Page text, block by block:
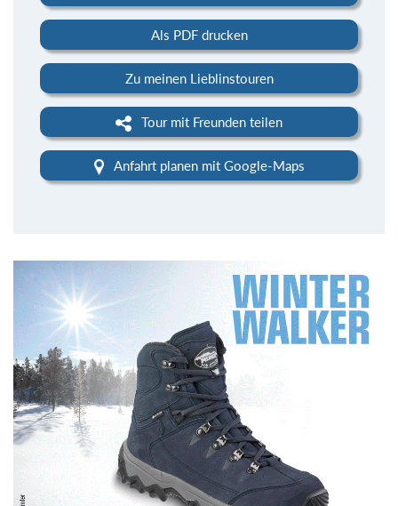
Als PDF drucken
Zu meinen Lieblinstouren
Tour mit Freunden teilen
Anfahrt planen mit Google-Maps